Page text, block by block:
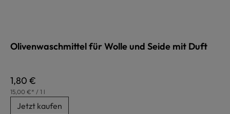
Olivenwaschmittel für Wolle und Seide mit Duft
Regulärer Preis:
1,80 €
15,00 €* / 1 l
Jetzt kaufen